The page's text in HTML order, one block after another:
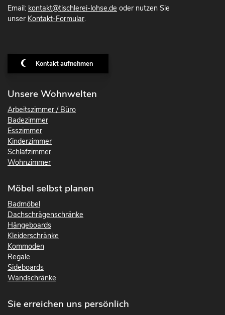
Email: kontakt@tischlerei-lohse.de oder nutzen Sie
unser Kontakt-Formular.
Kontakt aufnehmen
Unsere Wohnwelten
Arbeitszimmer / Büro
Badezimmer
Esszimmer
Kinderzimmer
Schlafzimmer
Wohnzimmer
Möbel selbst planen
Badmöbel
Dachschrägenschränke
Hängeboards
Kleiderschränke
Kommoden
Regale
Sideboards
Wandschränke
Sie erreichen uns persönlich